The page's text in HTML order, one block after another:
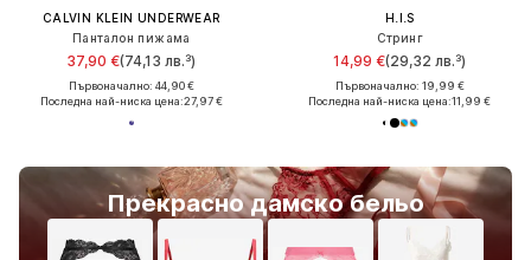
CALVIN KLEIN UNDERWEAR
Панталон пижама
37,90 €(74,13 лв.³)
Първоначално: 44,90 €
Последна най-ниска цена:27,97 €
H.I.S
Стринг
14,99 €(29,32 лв.³)
Първоначално: 19,99 €
Последна най-ниска цена:11,99 €
Прекрасно дамско бельо